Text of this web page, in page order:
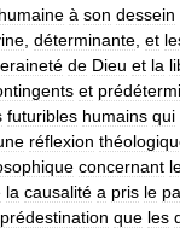
humaine à son dessein
déterminante et
de Dieu et la
et
futuribles humains qui
réflexion
concernant
la causalité a pris le
prédestination que les